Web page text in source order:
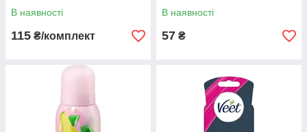
В наявності
115 ₴/комплект
В наявності
57 ₴